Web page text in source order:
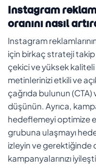
Instagram
oranını nasıl
Instagram
için birkaç strateji
çekici ve yüksek
metinlerinizi etkili ve
çağrıda bulunun
düşünün. Ayrıca,
hedeflemeyi optimize
grubuna ulaşmayı
izleyin ve gerektiğinde
kampanyalarınızı